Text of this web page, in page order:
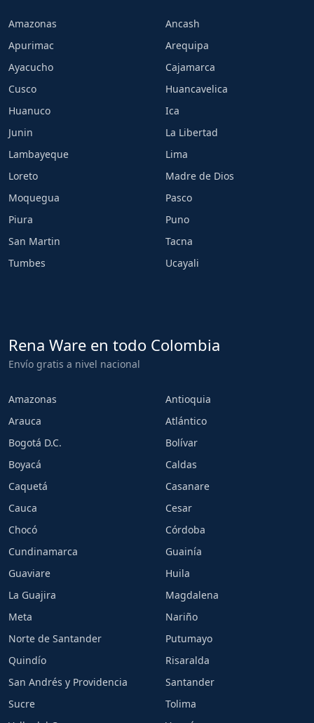
Amazonas
Ancash
Apurimac
Arequipa
Ayacucho
Cajamarca
Cusco
Huancavelica
Huanuco
Ica
Junin
La Libertad
Lambayeque
Lima
Loreto
Madre de Dios
Moquegua
Pasco
Piura
Puno
San Martin
Tacna
Tumbes
Ucayali
Rena Ware en todo Colombia
Envío gratis a nivel nacional
Amazonas
Antioquia
Arauca
Atlántico
Bogotá D.C.
Bolívar
Boyacá
Caldas
Caquetá
Casanare
Cauca
Cesar
Chocó
Córdoba
Cundinamarca
Guainía
Guaviare
Huila
La Guajira
Magdalena
Meta
Nariño
Norte de Santander
Putumayo
Quindío
Risaralda
San Andrés y Providencia
Santander
Sucre
Tolima